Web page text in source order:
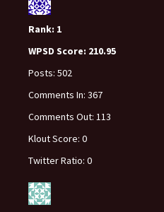
Rank: 1
WPSD Score: 210.95
Posts: 502
Comments In: 367
Comments Out: 113
Klout Score: 0
Twitter Ratio: 0